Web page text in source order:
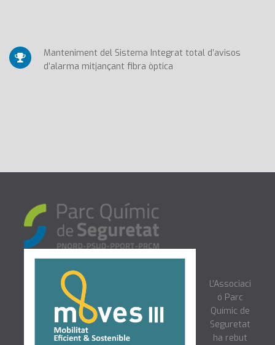
Manteniment del Sistema Integrat total d’avisos
d’alarma mitjançant fibra òptica
L’Associaci
ó Parc
Químic de
Seguretat
ha rebut